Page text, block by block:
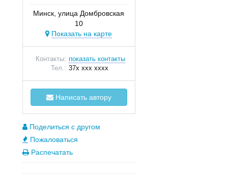
Минск, улица Домбровская
10
Показать на карте
Контакты: показать контакты
Тел.: 37x xxx xxxx
Написать автору
Поделиться с другом
Пожаловаться
Распечатать